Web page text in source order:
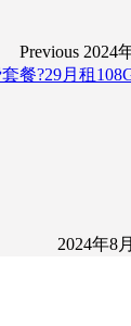
Previous 2024
餐?29月租
2024年8